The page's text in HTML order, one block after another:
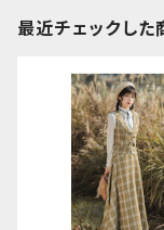
最近チェックした